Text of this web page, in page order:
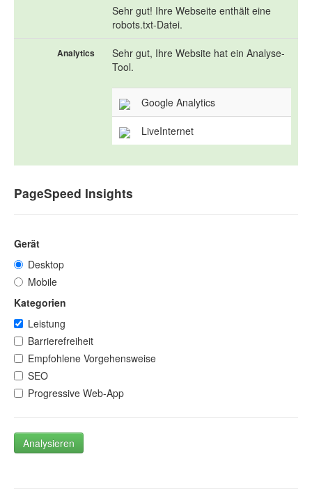
Sehr gut! Ihre Webseite enthält eine
robots.txt-Datei.
Analytics
Sehr gut, Ihre Website hat ein Analyse-
Tool.
Google Analytics
LiveInternet
PageSpeed Insights
Gerät
Desktop
Mobile
Kategorien
Leistung
Barrierefreiheit
Empfohlene Vorgehensweise
SEO
Progressive Web-App
Analysieren